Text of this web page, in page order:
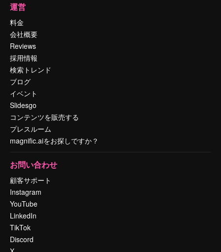
運営
料金
会社概要
Reviews
採用情報
検索トレンド
ブログ
イベント
Slidesgo
コンテンツを販売する
プレスルーム
magnific.aiをお探しですか？
お問い合わせ
顧客サポート
Instagram
YouTube
LinkedIn
TikTok
Discord